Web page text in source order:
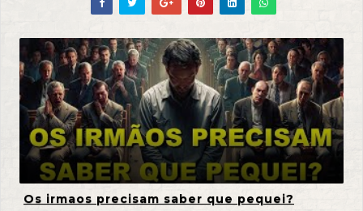
Os irmaos precisam saber que pequei?